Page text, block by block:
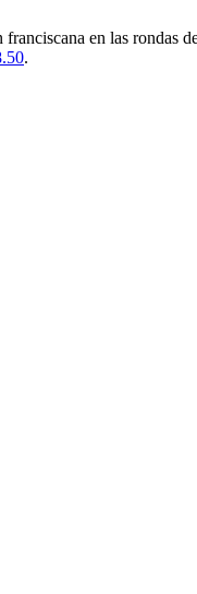
en las rondas
.